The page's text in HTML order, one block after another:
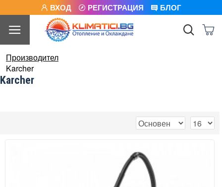
ВХОД РЕГИСТРАЦИЯ БЛОГ
Производител
Karcher
Karcher